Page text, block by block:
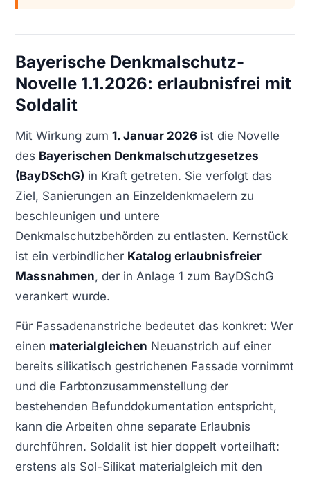
Bayerische Denkmalschutz-
Novelle 1.1.2026: erlaubnisfrei mit
Soldalit
Mit Wirkung zum 1. Januar 2026 ist die Novelle
des Bayerischen Denkmalschutzgesetzes
(BayDSchG) in Kraft getreten. Sie verfolgt das
Ziel, Sanierungen an Einzeldenkmaelern zu
beschleunigen und untere
Denkmalschutzbehörden zu entlasten. Kernstück
ist ein verbindlicher Katalog erlaubnisfreier
Massnahmen, der in Anlage 1 zum BayDSchG
verankert wurde.
Für Fassadenanstriche bedeutet das konkret: Wer
einen materialgleichen Neuanstrich auf einer
bereits silikatisch gestrichenen Fassade vornimmt
und die Farbtonzusammenstellung der
bestehenden Befunddokumentation entspricht,
kann die Arbeiten ohne separate Erlaubnis
durchführen. Soldalit ist hier doppelt vorteilhaft:
erstens als Sol-Silikat materialgleich mit den